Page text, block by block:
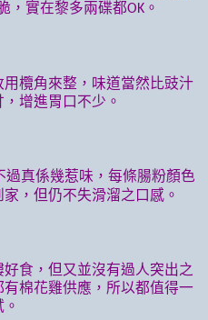
，實在黎多兩碟都OK。
欖角來整，味道當然比豉汁
增進胃口不少。
真係幾惹味，每條腸粉顏色
，但仍不失滑溜之口感。
食，但又並沒有過人突出之
棉花雞供應，所以都值得一